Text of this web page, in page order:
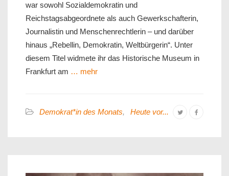
war sowohl Sozialdemokratin und
Reichstagsabgeordnete als auch Gewerkschafterin,
Journalistin und Menschenrechtlerin – und darüber
hinaus „Rebellin, Demokratin, Weltbürgerin“. Unter
diesem Titel widmete ihr das Historische Museum in
Frankfurt am … mehr
Demokrat*in des Monats, Heute vor...